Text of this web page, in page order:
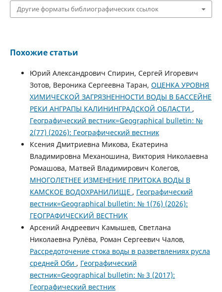
Другие форматы библиографических ссылок
Похожие статьи
Юрий Александрович Спирин, Сергей Игоревич
Зотов, Вероника Сергеевна Таран, ОЦЕНКА УРОВНЯ
ХИМИЧЕСКОЙ ЗАГРЯЗНЕННОСТИ ВОДЫ В БАССЕЙНЕ
РЕКИ АНГРАПЫ КАЛИНИНГРАДСКОЙ ОБЛАСТИ ,
Географический вестник=Geographical bulletin: №
2(77) (2026): Географический вестник
Ксения Дмитриевна Микова, Екатерина
Владимировна Механошина, Виктория Николаевна
Ромашова, Матвей Владимирович Колегов,
МНОГОЛЕТНЕЕ ИЗМЕНЕНИЕ ПРИТОКА ВОДЫ В
КАМСКОЕ ВОДОХРАНИЛИЩЕ , Географический
вестник=Geographical bulletin: № 1(76) (2026):
ГЕОГРАФИЧЕСКИЙ ВЕСТНИК
Арсений Андреевич Камышев, Светлана
Николаевна Рулёва, Роман Сергеевич Чалов,
Рассредоточение стока воды в разветвлениях русла
средней Оби , Географический
вестник=Geographical bulletin: № 3 (2017):
Географический вестник